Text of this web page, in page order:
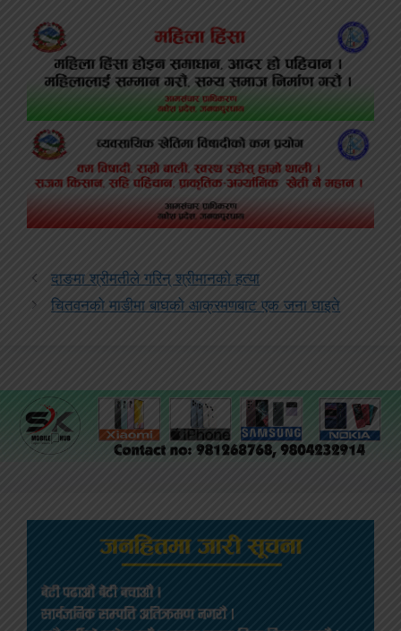
दाङमा श्रीमतीले गरिन् श्रीमानको हत्या
चितवनको माडीमा बाघको आक्रमणबाट एक जना घाइते